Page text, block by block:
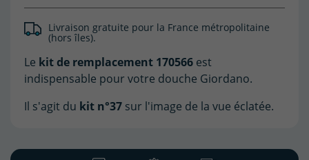
Livraison gratuite pour la France métropolitaine
(hors îles).
Le kit de remplacement 170566 est
indispensable pour votre douche Giordano.
Il s'agit du kit n°37 sur l'image de la vue éclatée.